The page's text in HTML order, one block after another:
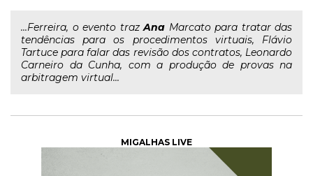
...Ferreira, o evento trazAna Marcato para tratar das
tendências para os procedimentos virtuais, Flávio
Tartuce para falar das revisão dos contratos, Leonardo
Carneiro da Cunha, com a produção de provas na
arbitragem virtual...
MIGALHAS LIVE